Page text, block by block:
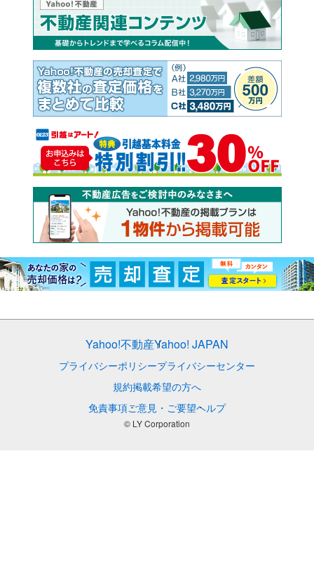
Yahoo!不動産Yahoo! JAPAN
プライバシーポリシープライバシーセンター
規約掲載希望の方へ
免責事項ご意見・ご要望ヘルプ
© LY Corporation